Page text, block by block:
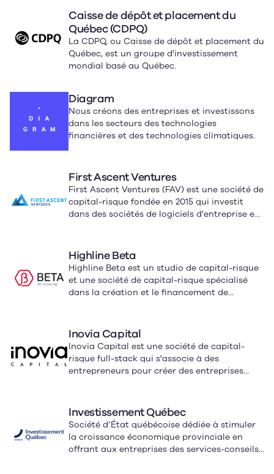
Caisse de dépôt et placement du
Québec (CDPQ)
La CDPQ, ou Caisse de dépôt et placement du
Québec, est un groupe d'investissement
mondial basé au Québec.
Diagram
Nous créons des entreprises et investissons
dans les secteurs des technologies
financières et des technologies climatiques.
First Ascent Ventures
First Ascent Ventures (FAV) est une société de
capital-risque fondée en 2015 qui investit
dans des sociétés de logiciels d'entreprise en
technologies de l'information.
Highline Beta
Highline Beta est un studio de capital-risque
et une société de capital-risque spécialisé
dans la création et le financement de
avec des organisations et des entrepreneurs
de premier plan.
Inovia Capital
Inovia Capital est une société de capital-
risque full-stack qui s'associe à des
entrepreneurs pour créer des entreprises
Investissement Québec
Société d’État québécoise dédiée à stimuler
la croissance économique provinciale en
offrant aux entreprises des services-conseils,